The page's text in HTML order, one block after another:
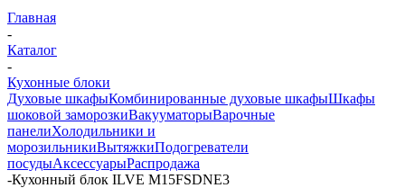
Главная
-
Каталог
-
Кухонные блоки
Духовые шкафыКомбинированные духовые шкафыШкафы
шоковой заморозкиВакууматорыВарочные
панелиХолодильники и
морозильникиВытяжкиПодогреватели
посудыАксессуарыРаспродажа
-Кухонный блок ILVE M15FSDNE3